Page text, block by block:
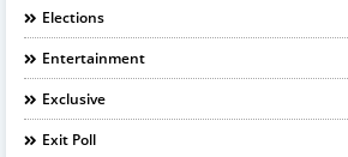
Elections
Entertainment
Exclusive
Exit Poll